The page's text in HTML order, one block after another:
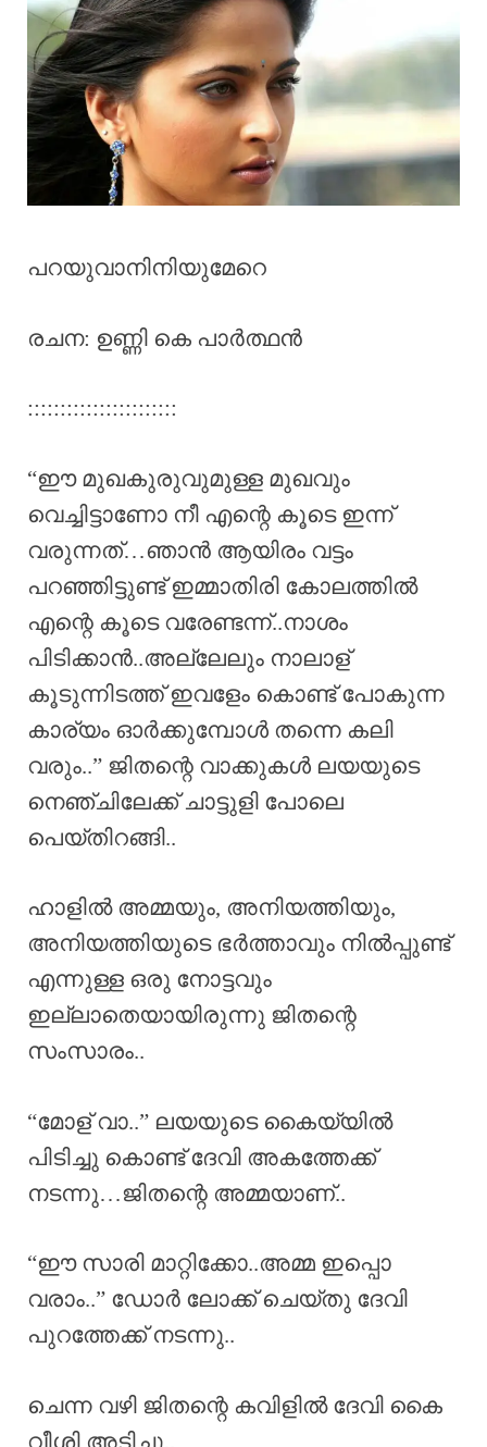
പറയുവാനിനിയുമേറെ
രചന: ഉണ്ണി കെ പാർത്ഥൻ
:::::::::::::::::::::::
“ഈ മുഖകുരുവുമുള്ള മുഖവും
വെച്ചിട്ടാണോ നീ എന്റെ കൂടെ ഇന്ന്
വരുന്നത്…ഞാൻ ആയിരം വട്ടം
പറഞ്ഞിട്ടുണ്ട് ഇമ്മാതിരി കോലത്തിൽ
എന്റെ കൂടെ വരേണ്ടന്ന്..നാശം
പിടിക്കാൻ..അല്ലേലും നാലാള്
കൂടുന്നിടത്ത് ഇവളേം കൊണ്ട് പോകുന്ന
കാര്യം ഓർക്കുമ്പോൾ തന്നെ കലി
വരും..” ജിതന്റെ വാക്കുകൾ ലയയുടെ
നെഞ്ചിലേക്ക് ചാട്ടുളി പോലെ
പെയ്തിറങ്ങി..
ഹാളിൽ അമ്മയും, അനിയത്തിയും,
അനിയത്തിയുടെ ഭർത്താവും നിൽപ്പുണ്ട്
എന്നുള്ള ഒരു നോട്ടവും
ഇല്ലാതെയായിരുന്നു ജിതന്റെ
സംസാരം..
“മോള് വാ..” ലയയുടെ കൈയ്യിൽ
പിടിച്ചു കൊണ്ട് ദേവി അകത്തേക്ക്
നടന്നു…ജിതന്റെ അമ്മയാണ്..
“ഈ സാരി മാറ്റിക്കോ..അമ്മ ഇപ്പൊ
വരാം..” ഡോർ ലോക്ക് ചെയ്തു ദേവി
പുറത്തേക്ക് നടന്നു..
ചെന്ന വഴി ജിതന്റെ കവിളിൽ ദേവി കൈ
വീശി അടിച്ചു..